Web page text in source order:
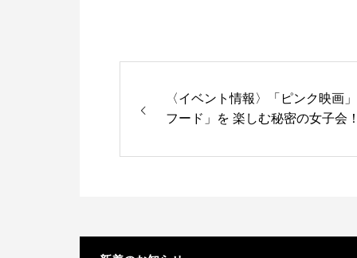
〈イベント情報〉「ピンク映画
フード」を 楽しむ秘密の女子会